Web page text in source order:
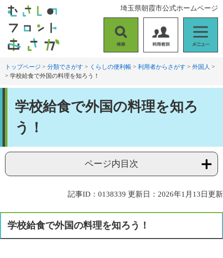
す
。
し
て
索
用
者
ニ
ュ
埼玉県朝霞市公式ホームページ
トップページ > 分類でさがす > くらしの便利帳 > 利用者からさがす > 外国人 >
> 学校給食で外国の料理を知ろう！
学校給食で外国の料理を知ろ
う！
ページ内目次
記事ID：0138339 更新日：2026年1月13日更新
学校給食で外国の料理を知ろう！